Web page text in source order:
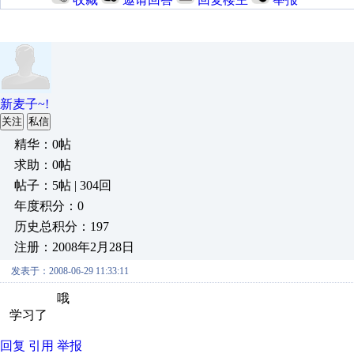
新麦子~!
关注 私信
精华：0帖
求助：0帖
帖子：5帖 | 304回
年度积分：0
历史总积分：197
注册：2008年2月28日
发表于：2008-06-29 11:33:11
哦
学习了
回复 引用 举报